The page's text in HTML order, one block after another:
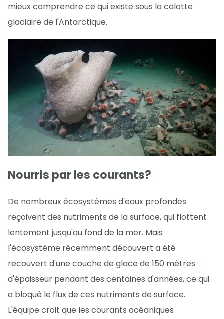
mieux comprendre ce qui existe sous la calotte
glaciaire de l'Antarctique.
Nourris par les courants?
De nombreux écosystèmes d'eaux profondes
reçoivent des nutriments de la surface, qui flottent
lentement jusqu'au fond de la mer. Mais
l'écosystème récemment découvert a été
recouvert d'une couche de glace de 150 mètres
d'épaisseur pendant des centaines d'années, ce qui
a bloqué le flux de ces nutriments de surface.
L'équipe croit que les courants océaniques